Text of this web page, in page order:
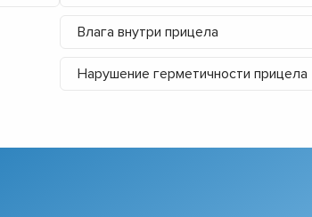
Влага внутри прицела
Нарушение герметичности прицела